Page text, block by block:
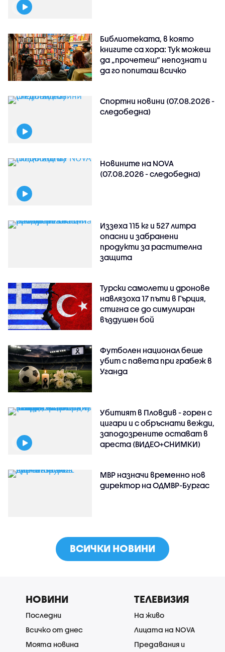
Библиотеката, в която
книгите са хора: Тук можеш
да „прочетеш“ непознат и
да го попиташ всичко
Спортни новини (07.08.2026 -
следобедна)
Новините на NOVA
(07.08.2026 - следобедна)
Иззеха 115 кг и 527 литра
опасни и забранени
продукти за растителна
защита
Турски самолети и дронове
навлязоха 17 пъти в Гърция,
стигна се до симулиран
въздушен бой
Футболен национал беше
убит с павета при грабеж в
Уганда
Убитият в Пловдив - горен с
цигари и с обръснати вежди,
заподозрените остават в
ареста (ВИДЕО+СНИМКИ)
МВР назначи временно нов
директор на ОДМВР-Бургас
ВСИЧКИ НОВИНИ
НОВИНИ
Последни
Всичко от днес
Моята новина
ТЕЛЕВИЗИЯ
На живо
Лицата на NOVA
Предавания и